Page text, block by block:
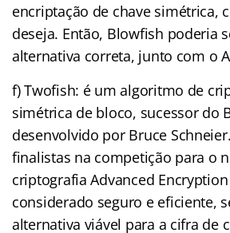
encriptação de chave simétrica,
deseja. Então, Blowfish poderia
alternativa correta, junto com o
f) Twofish: é um algoritmo de
simétrica de bloco, sucessor do
desenvolvido por Bruce
finalistas na competição para o
criptografia Advanced Encryption
considerado seguro e eficiente,
alternativa viável para a cifra de